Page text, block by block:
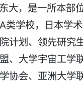
大，是一所本部
类学校，日本学
计划、领先研究
、大学宇宙工学
协会、亚洲大学